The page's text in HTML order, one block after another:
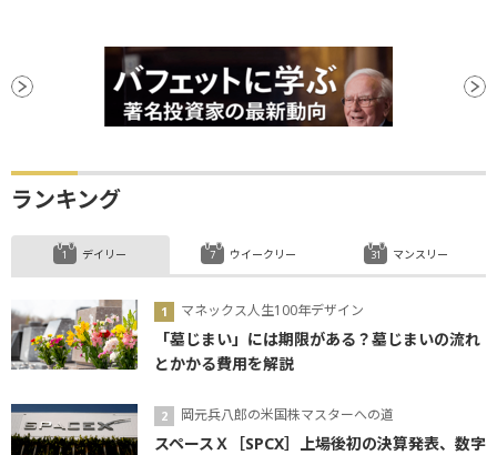
ランキング
デイリー
マネックス人生100年デザイン
「墓じまい」には期限がある？墓じまいの流れ
とかかる費用を解説
岡元兵八郎の米国株マスターへの道
スペースＸ［SPCX］上場後初の決算発表、数字
ウイークリー マンスリー